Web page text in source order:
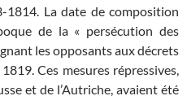
1814. La date de composition
de la « persécution des
les opposants aux décrets
Ces mesures répressives,
et de l’Autriche, avaient été